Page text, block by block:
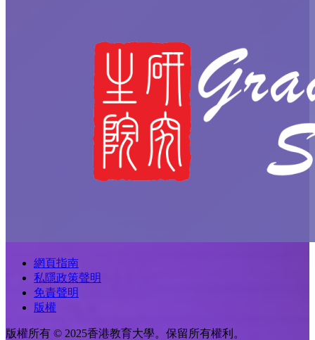
網頁指南
私隱政策聲明
免責聲明
版權
版權所有 © 2025香港教育大學。保留所有權利。